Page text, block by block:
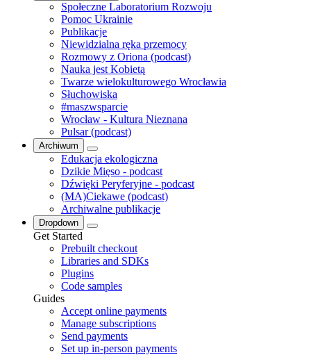
Społeczne Laboratorium Rozwoju
Pomoc Ukrainie
Publikacje
Niewidzialna ręka przemocy
Rozmowy z Oriona (podcast)
Nauka jest Kobietą
Twarze wielokulturowego Wrocławia
Słuchowiska
#maszwsparcie
Wrocław - Kultura Nieznana
Pulsar (podcast)
Archiwum
Edukacja ekologiczna
Dzikie Mięso - podcast
Dźwięki Peryferyjne - podcast
(MA)Ciekawe (podcast)
Archiwalne publikacje
Dropdown
Get Started
Prebuilt checkout
Libraries and SDKs
Plugins
Code samples
Guides
Accept online payments
Manage subscriptions
Send payments
Set up in-person payments